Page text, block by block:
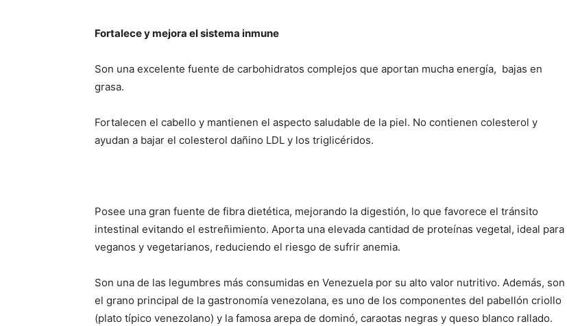
Fortalece y mejora el sistema inmune
Son una excelente fuente de carbohidratos complejos que aportan mucha energía, bajas en
grasa.
Fortalecen el cabello y mantienen el aspecto saludable de la piel. No contienen colesterol y
ayudan a bajar el colesterol dañino LDL y los triglicéridos.
Posee una gran fuente de fibra dietética, mejorando la digestión, lo que favorece el tránsito
intestinal evitando el estreñimiento. Aporta una elevada cantidad de proteínas vegetal, ideal para
veganos y vegetarianos, reduciendo el riesgo de sufrir anemia.
Son una de las legumbres más consumidas en Venezuela por su alto valor nutritivo. Además, son
el grano principal de la gastronomía venezolana, es uno de los componentes del pabellón criollo
(plato típico venezolano) y la famosa arepa de dominó, caraotas negras y queso blanco rallado.